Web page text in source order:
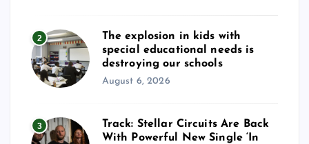
2
The explosion in kids with
special educational needs is
destroying our schools
August 6, 2026
3
Track: Stellar Circuits Are Back
With Powerful New Single ‘In